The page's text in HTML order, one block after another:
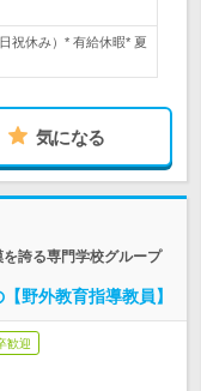
祝休み）* 有給休暇* 夏
気になる
誇る専門学校グループ
野外教育指導教員】
歓迎